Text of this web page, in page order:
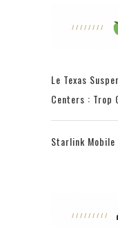
Le Texas
Centers : Trop
Starlink Mobile